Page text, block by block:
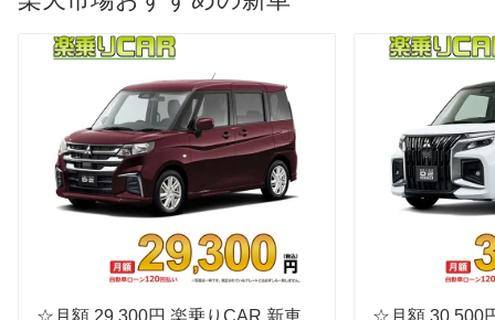
タイヤ
165/65R15 81S 165/
165/65R15 81S 165/65R15 81S 165/
WLTC 19.6km/L 19.6km/L 19.6km/
WLTC/市街地 16.2km/L 16.2km/
20.2km/L 20.2km/
WLTC/高速道路 21.1km/L 21.1km/L 21.1km/
JC08 22.4km/L 22.4km/L 22.4km/